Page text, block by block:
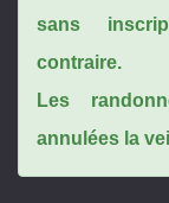
sans
contraire.
Les
annulées la